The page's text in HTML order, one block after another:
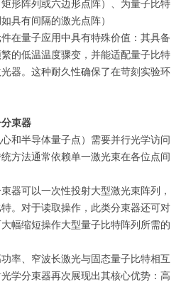
形阵列或六边形点阵）、为量子比特
具有间隔的激光点阵）
在量子应用中具有特殊价值：其具备
的低温温度骤变，并能适配量子比特
器。这种耐久性确保了在苛刻实验环
束器
和半导体量子点）需要并行光学访问
方法通常依赖单一激光束在各位点间
器可以一次性投射大型激光束阵列，
。对于读取操作，此类分束器还可对
幅缩短操作大型量子比特阵列所需的
率、窄波长激光与固态量子比特相互
学分束器再次展现出其核心优势：高